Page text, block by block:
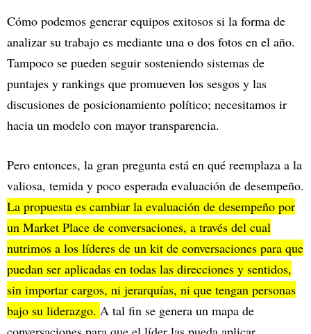
Cómo podemos generar equipos exitosos si la forma de
analizar su trabajo es mediante una o dos fotos en el año.
Tampoco se pueden seguir sosteniendo sistemas de
puntajes y rankings que promueven los sesgos y las
discusiones de posicionamiento político; necesitamos ir
hacia un modelo con mayor transparencia.
Pero entonces, la gran pregunta está en qué reemplaza a la
valiosa, temida y poco esperada evaluación de desempeño.
La propuesta es cambiar la evaluación de desempeño por
un Market Place de conversaciones, a través del cual
nutrimos a los líderes de un kit de conversaciones para que
puedan ser aplicadas en todas las direcciones y sentidos,
sin importar cargos, ni jerarquías, ni que tengan personas
bajo su liderazgo. A tal fin se genera un mapa de